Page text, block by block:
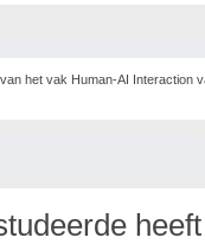
het vak Human-AI